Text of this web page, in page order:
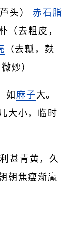
芦头） 赤石脂
（去粗皮，
（去瓤，麸
炒）
如 麻子大。
大小，临时
甚青黄，久
朝焦瘦渐羸